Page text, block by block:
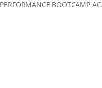
PERFORMANCE BOOTCAMP